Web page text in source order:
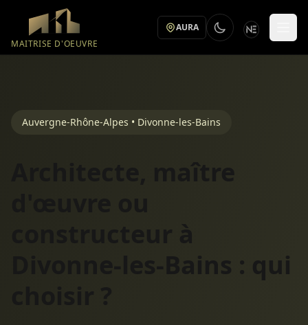
Aller au contenu principal
MAITRISE D'OEUVRE
AURA
Auvergne-Rhône-Alpes • Divonne-les-Bains
Divonne-les-Bains : qui